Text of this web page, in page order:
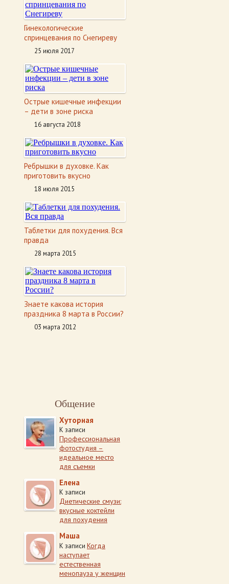
Гинекологические
спринцевания по Снегиреву
25 июля 2017
Острые кишечные инфекции
– дети в зоне риска
16 августа 2018
Ребрышки в духовке. Как
приготовить вкусно
18 июля 2015
Таблетки для похудения. Вся
правда
28 марта 2015
Знаете какова история
праздника 8 марта в России?
03 марта 2012
Общение
Хуторная
К записи
Профессиональная
фотостудия –
идеальное место
для съемки
Елена
К записи
Диетические смузи:
вкусные коктейли
для похудения
Маша
К записи Когда
наступает
естественная
менопауза у женщин